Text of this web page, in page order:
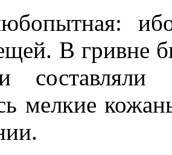
В гривне
мелкие